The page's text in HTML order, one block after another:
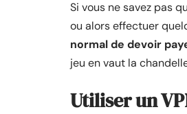
Si vous ne savez pas
ou alors effectuer
normal de devoir
jeu en vaut la
Utiliser un